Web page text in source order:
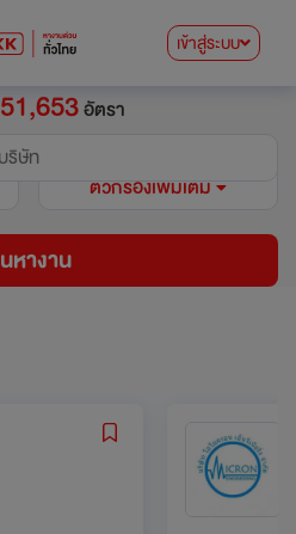
เข้าสู่ระบบ
อัตรา
ริษัท
ตัวกรองเพิ่มเติม
หางาน